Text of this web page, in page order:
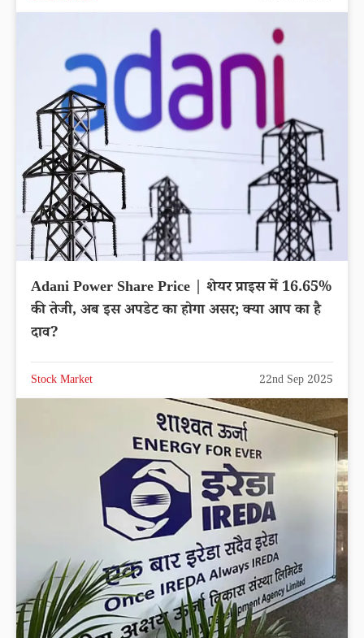
Adani Power Share Price | शेयर प्राइस में 16.65%
की तेजी, अब इस अपडेट का होगा असर; क्या आप का है
दाव?
Stock Market 22nd Sep 2025